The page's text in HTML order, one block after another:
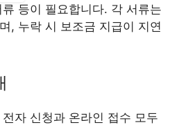
등이 필요합니다. 각 서류는
, 누락 시 보조금 지급이 지연
자 신청과 온라인 접수 모두